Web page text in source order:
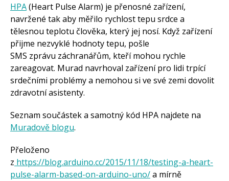
HPA(Heart Pulse Alarm) je přenosné zařízení,
navržené tak aby měřilo rychlost tepu srdce a
tělesnou teplotu člověka, který jej nosí. Když zařízení
přijme nezvyklé hodnoty tepu, pošle
SMS zprávu záchranářům, kteří mohou rychle
zareagovat. Murad navrhoval zařízení pro lidi trpící
srdečními problémy a nemohou si ve své zemi dovolit
zdravotní asistenty.
Seznam součástek a samotný kód HPA najdete na
Muradově blogu.
Přeloženo
z https://blog.arduino.cc/2015/11/18/testing-a-heart-
pulse-alarm-based-on-arduino-uno/a mírně